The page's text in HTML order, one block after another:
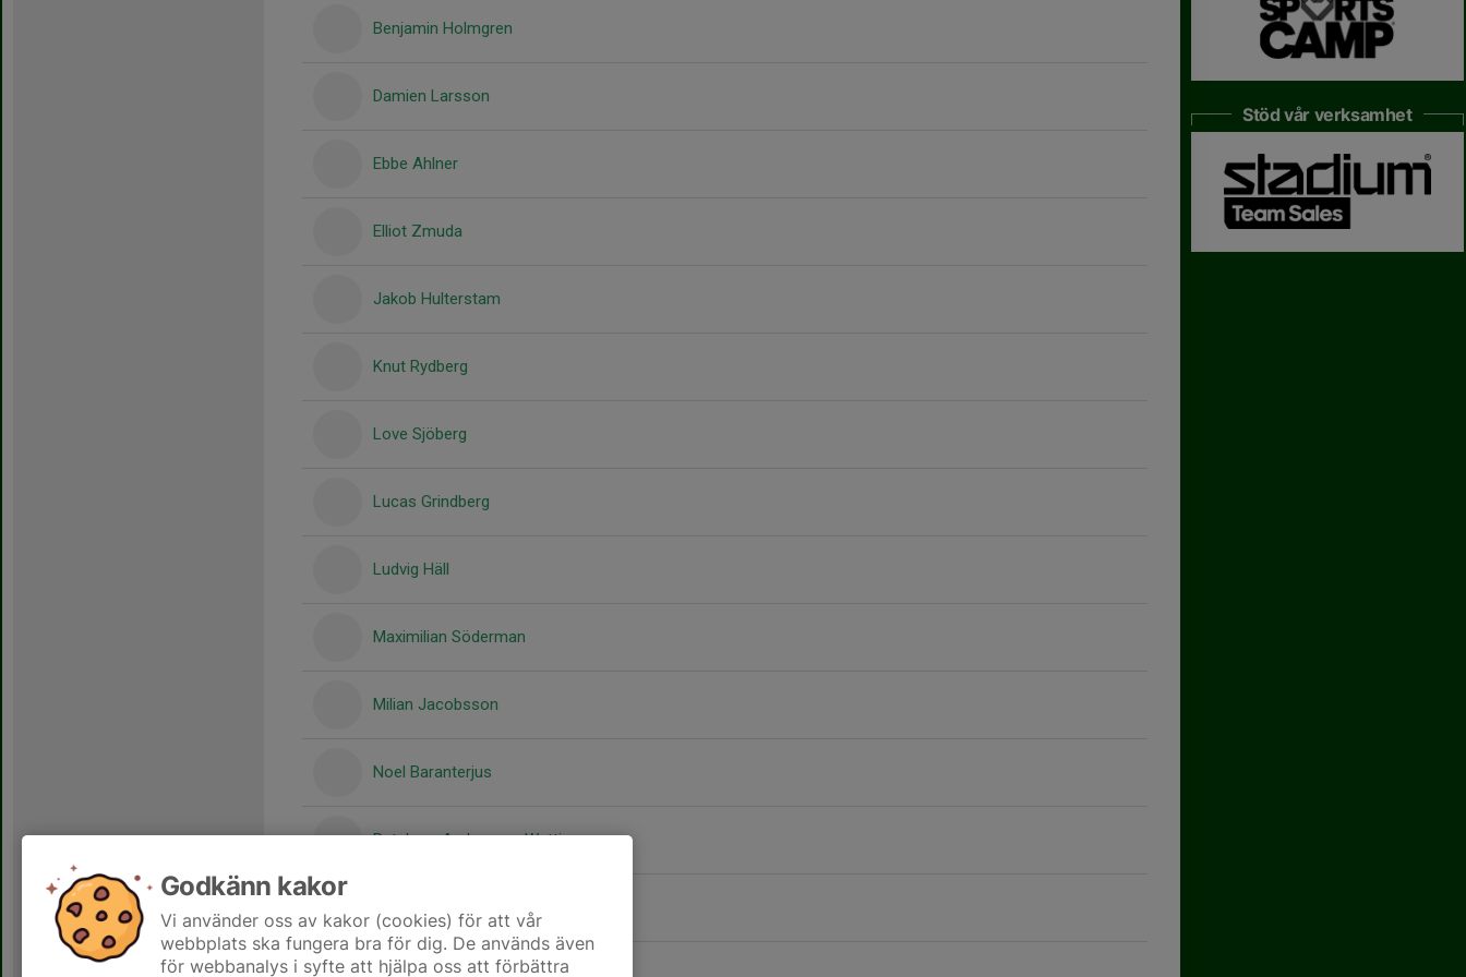
Benjamin Holmgren
Damien Larsson
Ebbe Ahlner
Elliot Zmuda
Jakob Hulterstam
Knut Rydberg
Love Sjöberg
Lucas Grindberg
Ludvig Häll
Maximilian Söderman
Milian Jacobsson
Noel Baranterjus
Patchara Andersson Wuttiya
Stöd vår verksamhet
Godkänn kakor
Vi använder oss av kakor (cookies) för att vår
webbplats ska fungera bra för dig. De används även
för webbanalys i syfte att hjälpa oss att förbättra